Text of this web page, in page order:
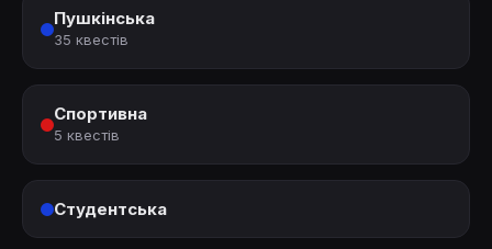
Пушкінська
35 квестів
Спортивна
5 квестів
Студентська